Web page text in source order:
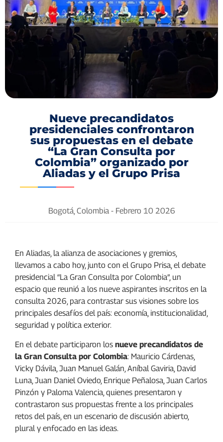
Nueve precandidatos
presidenciales confrontaron
sus propuestas en el debate
“La Gran Consulta por
Colombia” organizado por
Aliadas y el Grupo Prisa
Bogotá, Colombia - Febrero 10 2026
En Aliadas, la alianza de asociaciones y gremios,
llevamos a cabo hoy, junto con el Grupo Prisa, el debate
presidencial “La Gran Consulta por Colombia”, un
espacio que reunió a los nueve aspirantes inscritos en la
consulta 2026, para contrastar sus visiones sobre los
principales desafíos del país: economía, institucionalidad,
seguridad y política exterior.
En el debate participaron los nueve precandidatos de
la Gran Consulta por Colombia: Mauricio Cárdenas,
Vicky Dávila, Juan Manuel Galán, Aníbal Gaviria, David
Luna, Juan Daniel Oviedo, Enrique Peñalosa, Juan Carlos
Pinzón y Paloma Valencia, quienes presentaron y
contrastaron sus propuestas frente a los principales
retos del país, en un escenario de discusión abierto,
plural y enfocado en las ideas.